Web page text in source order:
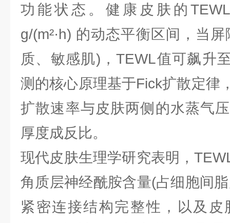
功能状态。健康皮肤的
g/(m²·h) 的动态平衡区间，当
质、敏感肌)，TEWL值可飙升
测的核心原理基于Fick扩散定律
扩散速率与皮肤两侧的水蒸气
厚度成反比。
现代皮肤生理学研究表明，
角质层神经酰胺含量(占细胞间
紧密连接结构完整性，以及